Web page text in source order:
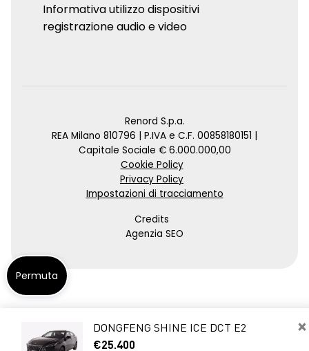
×
DONGFENG SHINE ICE DCT E2
€25.400
Informativa utilizzo dispositivi
registrazione audio e video
Renord S.p.a.
REA Milano 810796 | P.IVA e C.F. 00858180151 |
Capitale Sociale € 6.000.000,00
Cookie Policy
Privacy Policy
Impostazioni di tracciamento
Credits
Agenzia SEO
Permuta